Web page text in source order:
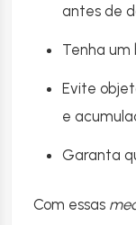
antes de
Tenha um
Evite
e
Garanta
Com essas